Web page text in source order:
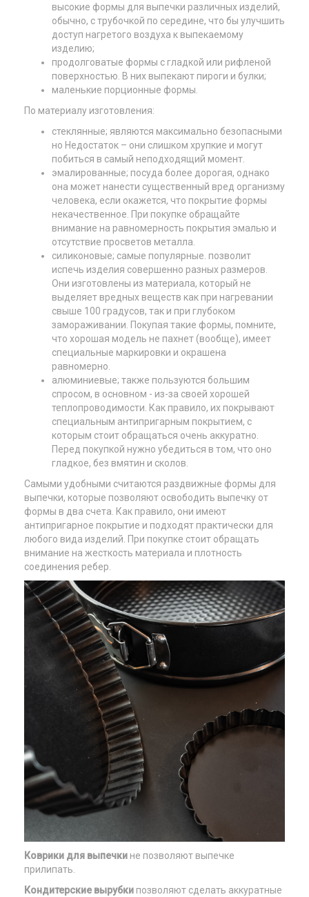
высокие формы для выпечки различных изделий,
обычно, с трубочкой по середине, что бы улучшить
доступ нагретого воздуха к выпекаемому
изделию;
продолговатые формы с гладкой или рифленой
поверхностью. В них выпекают пироги и булки;
маленькие порционные формы.
По материалу изготовления:
стеклянные; являются максимально безопасными
но Недостаток – они слишком хрупкие и могут
побиться в самый неподходящий момент.
эмалированные; посуда более дорогая, однако
она может нанести существенный вред организму
человека, если окажется, что покрытие формы
некачественное. При покупке обращайте
внимание на равномерность покрытия эмалью и
отсутствие просветов металла.
силиконовые; самые популярные. позволит
испечь изделия совершенно разных размеров.
Они изготовлены из материала, который не
выделяет вредных веществ как при нагревании
свыше 100 градусов, так и при глубоком
замораживании. Покупая такие формы, помните,
что хорошая модель не пахнет (вообще), имеет
специальные маркировки и окрашена
равномерно.
алюминиевые; также пользуются большим
спросом, в основном - из-за своей хорошей
теплопроводимости. Как правило, их покрывают
специальным антипригарным покрытием, с
которым стоит обращаться очень аккуратно.
Перед покупкой нужно убедиться в том, что оно
гладкое, без вмятин и сколов.
Самыми удобными считаются раздвижные формы для
выпечки, которые позволяют освободить выпечку от
формы в два счета. Как правило, они имеют
антипригарное покрытие и подходят практически для
любого вида изделий. При покупке стоит обращать
внимание на жесткость материала и плотность
соединения ребер.
Коврики для выпечки не позволяют выпечке
прилипать.
Кондитерские вырубки позволяют сделать аккуратные